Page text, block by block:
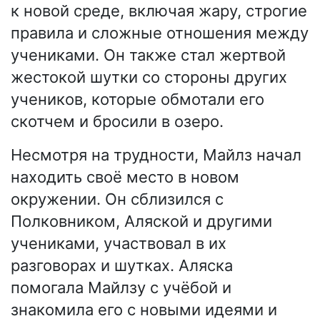
к новой среде, включая жару, строгие
правила и сложные отношения между
учениками. Он также стал жертвой
жестокой шутки со стороны других
учеников, которые обмотали его
скотчем и бросили в озеро.
Несмотря на трудности, Майлз начал
находить своё место в новом
окружении. Он сблизился с
Полковником, Аляской и другими
учениками, участвовал в их
разговорах и шутках. Аляска
помогала Майлзу с учёбой и
знакомила его с новыми идеями и